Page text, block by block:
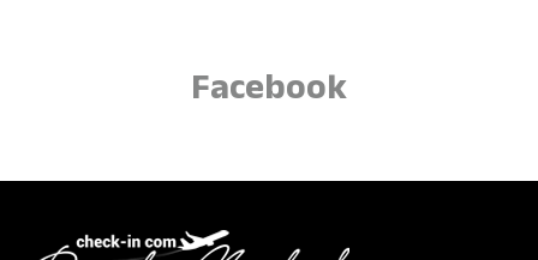
Facebook